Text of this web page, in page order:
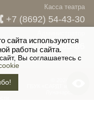
Касса театра
+7 (8692) 54-43-30
+7 (978) 920-85-86
сайта используются
работы сайта.
Вы соглашаетесь с